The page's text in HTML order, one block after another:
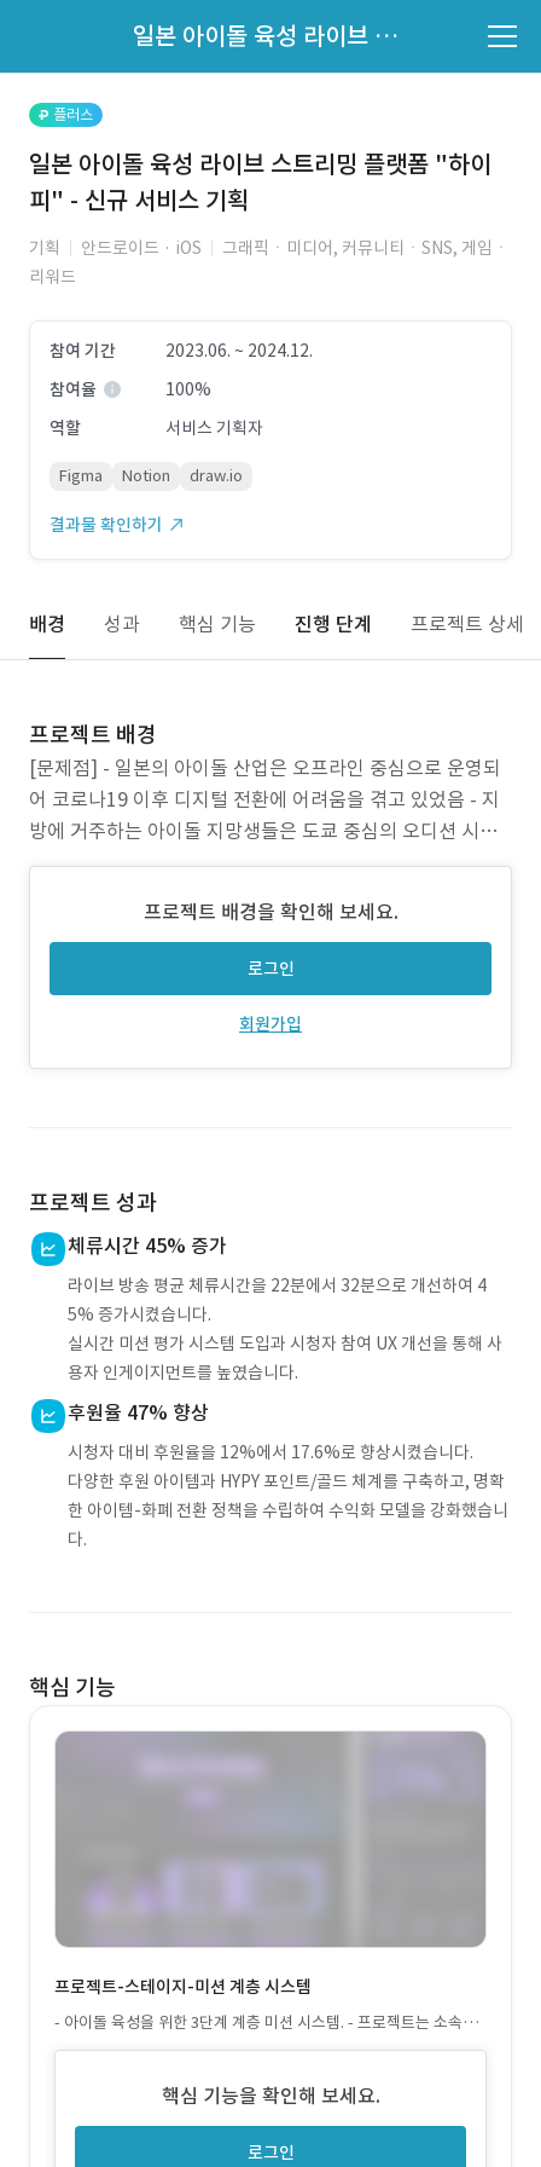
일본 아이돌 육성 라이브 스트리밍 플랫폼 "하이피" - 신규 서비스 기획
지원자 목록 바로가기
플러스
일본 아이돌 육성 라이브 스트리밍 플랫폼 "하이
피" - 신규 서비스 기획
기획 안드로이드 · iOS
그래픽ㆍ미디어, 커뮤니티ㆍSNS, 게임ㆍ
리워드
참여 기간
2023.06. ~ 2024.12.
참여율
100%
역할
서비스 기획자
Figma Notion draw.io
결과물 확인하기
배경 성과 핵심 기능 진행 단계 프로젝트 상세
프로젝트 배경
[문제점] - 일본의 아이돌 산업은 오프라인 중심으로 운영되
어 코로나19 이후 디지털 전환에 어려움을 겪고 있었음 - 지
방에 거주하는 아이돌 지망생들은 도쿄 중심의 오디션 시스
템 때문에 진입 장벽이 높고 기회가 제한적임 - 기존 라이브
성장 과정에 참여할 수 있는 메커니즘이 부재함 - 아이돌 지
망생과 팬 사이의 일회성 소통으로 인해 장기적인
프로젝트 배경을 확인해 보세요.
로그인
회원가입
프로젝트 성과
체류시간 45% 증가
라이브 방송 평균 체류시간을 22분에서 32분으로 개선하여 4
5% 증가시켰습니다.
실시간 미션 평가 시스템 도입과 시청자 참여 UX 개선을 통해 사
용자 인게이지먼트를 높였습니다.
후원율 47% 향상
시청자 대비 후원율을 12%에서 17.6%로 향상시켰습니다.
다양한 후원 아이템과 HYPY 포인트/골드 체계를 구축하고, 명확
한 아이템-화폐 전환 정책을 수립하여 수익화 모델을 강화했습니
다.
핵심 기능
프로젝트-스테이지-미션 계층 시스템
- 아이돌 육성을 위한 3단계 계층 미션 시스템. - 프로젝트는 소속사
정보와 스테이지로 구성, 스테이지는 시나리오와 미션 포함. - 지망
핵심 기능을 확인해 보세요.
로그인